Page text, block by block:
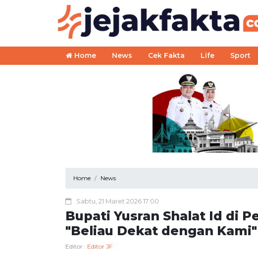
Home News Cek Fakta Life Sport
Home News
Sabtu, 21 Maret 2026 17:00
Bupati Yusran Shalat Id di
"Beliau Dekat dengan Kami"
Editor : Editor JF